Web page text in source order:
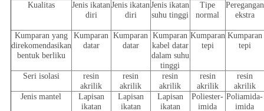
Kualitas
Jenis ikatan
diri
Jenis ikatan
diri
Jenis ikatan
suhu tinggi
Tipe
normal
Peregangan
ekstra
Kumparan yang
direkomendasikan
bentuk berliku
Kumparan
datar
Kumparan
datar
Kumparan
kabel datar
dalam suhu
tinggi
Kumparan
tepi
Kumparan
tepi
Seri isolasi
resin
akrilik
resin
akrilik
resin
akrilik
resin
akrilik
resin
akrilik
Jenis mantel
Lapisan
ikatan
Lapisan
ikatan
Lapisan
ikatan
Poliester-
imida
Poliamida-
imida